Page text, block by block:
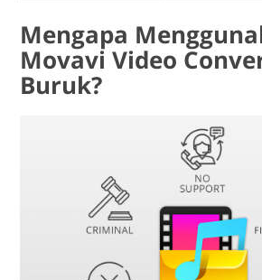
Mengapa
Movavi Video
Buruk?